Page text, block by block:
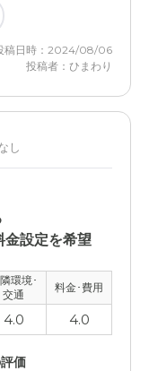
稿日時：2024/08/06
投稿者：ひまわり
し
金設定を希望
環境･
交通
料金･費用
4.0 4.0
価